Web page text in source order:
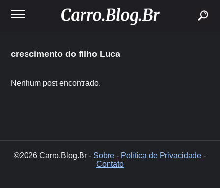
crescimento do filho Luca
Nenhum post encontrado.
©2026 Carro.Blog.Br - Sobre - Política de Privacidade -
Contato